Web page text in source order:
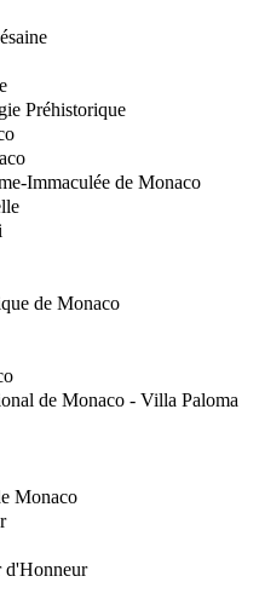
Préhistorique
Immaculée de Monaco
de Monaco
de Monaco - Villa Paloma
Monaco
d'Honneur